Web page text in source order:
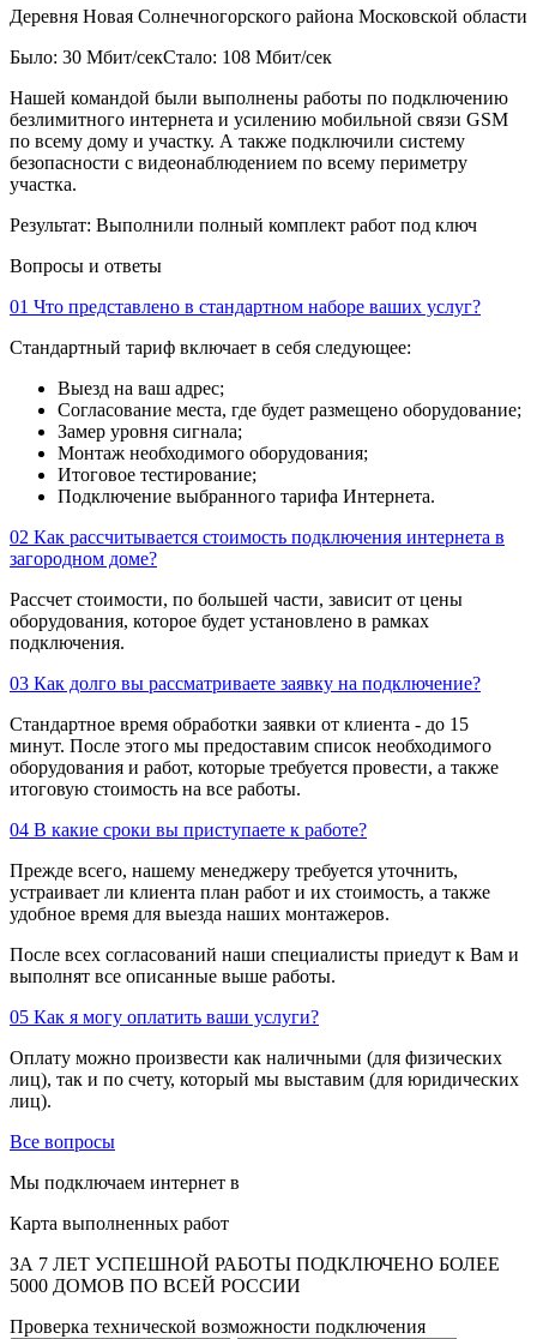
Деревня Новая Солнечногорского района Московской области
Было: 30 Мбит/секСтало: 108 Мбит/сек
Нашей командой были выполнены работы по подключению
безлимитного интернета и усилению мобильной связи GSM
по всему дому и участку. А также подключили систему
безопасности с видеонаблюдением по всему периметру
участка.
Результат: Выполнили полный комплект работ под ключ
Вопросы и ответы
01 Что представлено в стандартном наборе ваших услуг?
Стандартный тариф включает в себя следующее:
Выезд на ваш адрес;
Согласование места, где будет размещено оборудование;
Замер уровня сигнала;
Монтаж необходимого оборудования;
Итоговое тестирование;
Подключение выбранного тарифа Интернета.
02 Как рассчитывается стоимость подключения интернета в
загородном доме?
Рассчет стоимости, по большей части, зависит от цены
оборудования, которое будет установлено в рамках
подключения.
03 Как долго вы рассматриваете заявку на подключение?
Стандартное время обработки заявки от клиента - до 15
минут. После этого мы предоставим список необходимого
оборудования и работ, которые требуется провести, а также
итоговую стоимость на все работы.
04 В какие сроки вы приступаете к работе?
Прежде всего, нашему менеджеру требуется уточнить,
устраивает ли клиента план работ и их стоимость, а также
удобное время для выезда наших монтажеров.
После всех согласований наши специалисты приедут к Вам и
выполнят все описанные выше работы.
05 Как я могу оплатить ваши услуги?
Оплату можно произвести как наличными (для физических
лиц), так и по счету, который мы выставим (для юридических
лиц).
Все вопросы
Мы подключаем интернет в
Карта выполненных работ
ЗА 7 ЛЕТ УСПЕШНОЙ РАБОТЫ ПОДКЛЮЧЕНО БОЛЕЕ
5000 ДОМОВ ПО ВСЕЙ РОССИИ
Проверка технической возможности подключения